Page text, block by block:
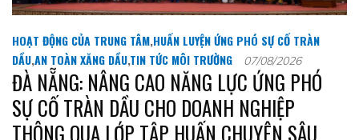
HOẠT ĐỘNG CỦA TRUNG TÂM,HUẤN LUYỆN ỨNG PHÓ SỰ CỐ TRÀN
DẦU,AN TOÀN XĂNG DẦU,TIN TỨC MÔI TRƯỜNG 07/08/2026
ĐÀ NẴNG: NÂNG CAO NĂNG LỰC ỨNG PHÓ
SỰ CỐ TRÀN DẦU CHO DOANH NGHIỆP
THÔNG QUA LỚP TẬP HUẤN CHUYÊN SÂU